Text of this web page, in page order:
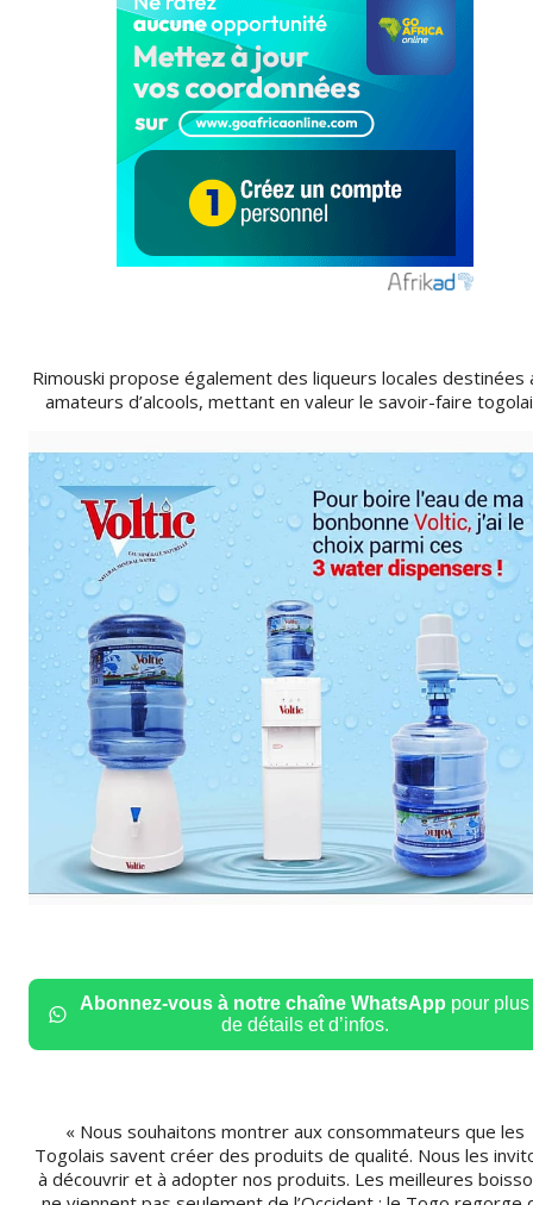
Rimouski propose également des liqueurs locales destinées
amateurs d’alcools, mettant en valeur le savoir-faire
Abonnez-vous à notre chaîne WhatsApp pour plus
de détails et d’infos.
« Nous souhaitons montrer aux consommateurs que les
Togolais savent créer des produits de qualité. Nous les
à découvrir et à adopter nos produits. Les meilleures